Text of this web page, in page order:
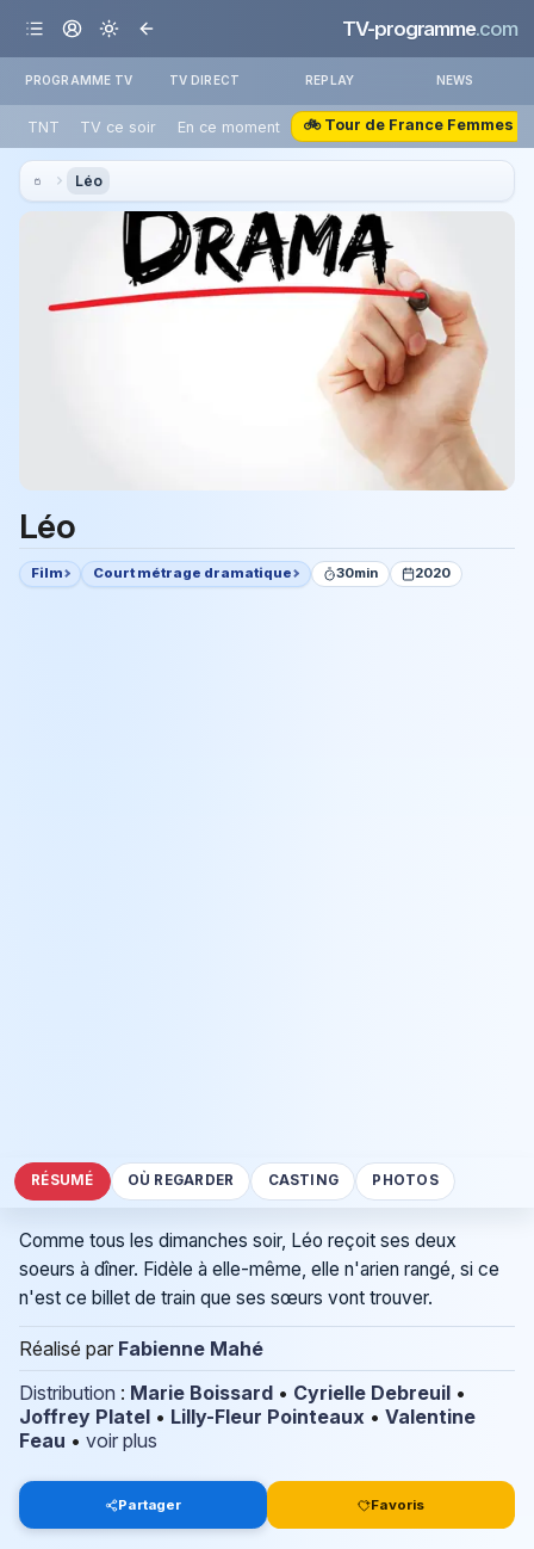
TV-programme.com
PROGRAMME TV TV DIRECT REPLAY NEWS
TNT TV ce soir En ce moment 🚲 Tour de France Femmes
Léo
Léo
Film Court métrage dramatique 30min 2020
RÉSUMÉ OÙ REGARDER CASTING PHOTOS
Comme tous les dimanches soir, Léo reçoit ses deux
soeurs à dîner. Fidèle à elle-même, elle n'arien rangé, si ce
n'est ce billet de train que ses sœurs vont trouver.
Réalisé par Fabienne Mahé
Distribution : Marie Boissard • Cyrielle Debreuil •
Joffrey Platel • Lilly-Fleur Pointeaux • Valentine
Feau • voir plus
Partager Favoris